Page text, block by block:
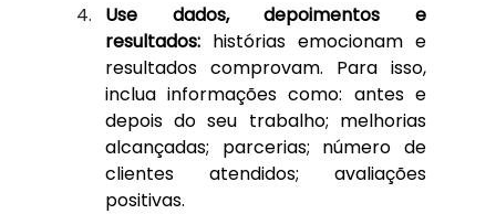
Use dados, depoimentos e
resultados: histórias emocionam e
resultados comprovam. Para isso,
inclua informações como: antes e
depois do seu trabalho; melhorias
alcançadas; parcerias; número de
clientes atendidos; avaliações
positivas.